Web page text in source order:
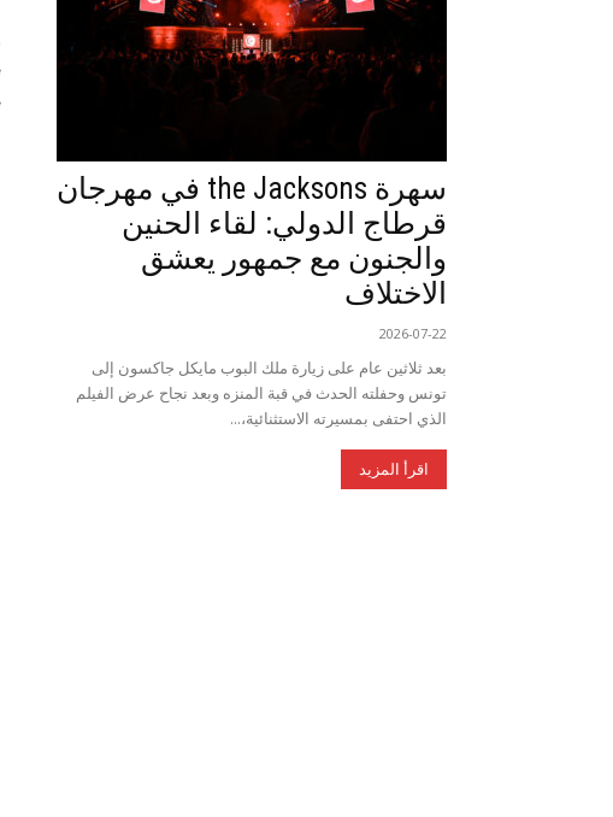
سهرة the Jacksons في مهرجان
قرطاج الدولي: لقاء الحنين
والجنون مع جمهور يعشق
الاختلاف
2026-07-22
بعد ثلاثين عام على زيارة ملك البوب مايكل جاكسون إلى
تونس وحفلته الحدث في قبة المنزه وبعد نجاح عرض الفيلم
الذي احتفى بمسيرته الاستثنائية،...
اقرأ المزيد